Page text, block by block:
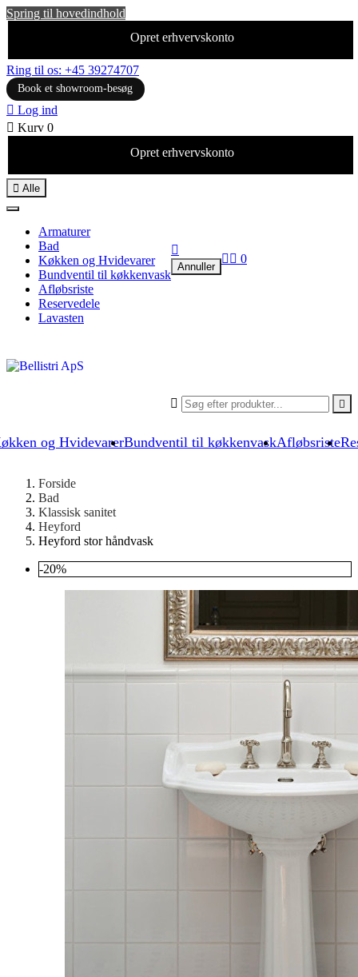
Spring til hovedindhold
Opret erhvervskonto
Ring til os: +45 39274707
Book et showroom-besøg
 Log ind
 Kurv 0
Opret erhvervskonto
og HvidevarerBundventil til køkkenvaskAfløbsriste
 Alle
Armaturer
Bad
Køkken og Hvidevarer
Bundventil til køkkenvask
Afløbsriste
Reservedele
Lavasten
 

Annuller
  0
Forside
Bad
Klassisk sanitet
Heyford
Heyford stor håndvask
-20%